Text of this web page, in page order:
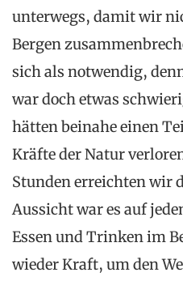
unterwegs, damit wir
Bergen
sich als notwendig,
war doch etwas
hätten beinahe einen
Kräfte der Natur
Stunden erreichten wir
Aussicht war es auf
Essen und Trinken im
wieder Kraft, um den